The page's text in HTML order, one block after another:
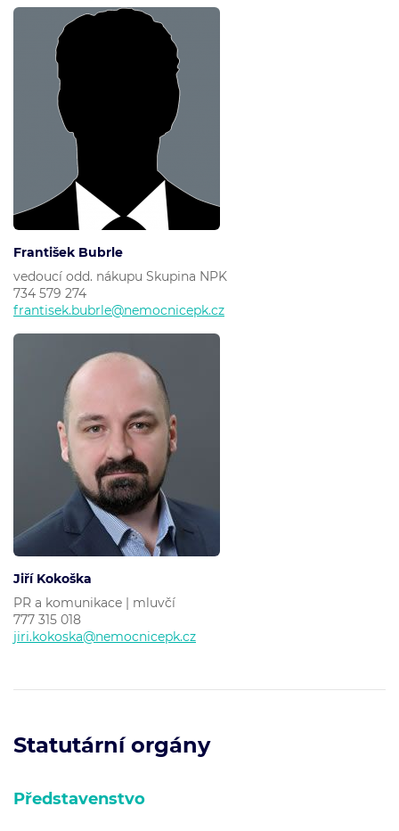
František Bubrle
vedoucí odd. nákupu Skupina NPK
734 579 274
frantisek.bubrle@nemocnicepk.cz
Jiří Kokoška
PR a komunikace | mluvčí
777 315 018
jiri.kokoska@nemocnicepk.cz
Statutární orgány
Představenstvo